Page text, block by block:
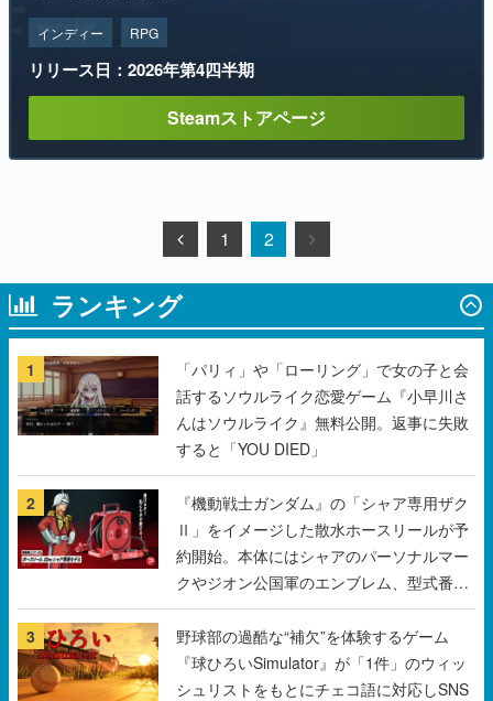
インディー RPG
リリース日：2026年第4四半期
Steamストアページ
1 2
ランキング
1
「パリィ」や「ローリング」で女の子と会
話するソウルライク恋愛ゲーム『小早川さ
んはソウルライク』無料公開。返事に失敗
すると「YOU DIED」
2
『機動戦士ガンダム』の「シャア専用ザク
Ⅱ」をイメージした散水ホースリールが予
約開始。本体にはシャアのパーソナルマー
クやジオン公国軍のエンブレム、型式番号
などを配置
3
野球部の過酷な“補欠”を体験するゲーム
『球ひろいSimulator』が「1件」のウィッ
シュリストをもとにチェコ語に対応しSNS